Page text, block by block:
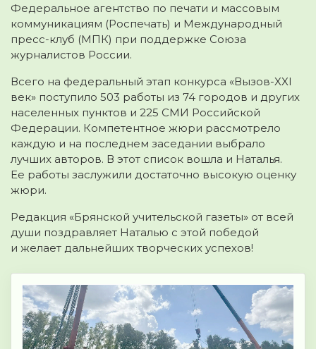
Федеральное агентство по печати и массовым
коммуникациям (Роспечать) и Международный
пресс-клуб (МПК) при поддержке Союза
журналистов России.
Всего на федеральный этап конкурса «Вызов-XXI
век» поступило 503 работы из 74 городов и других
населенных пунктов и 225 СМИ Российской
Федерации. Компетентное жюри рассмотрело
каждую и на последнем заседании выбрало
лучших авторов. В этот список вошла и Наталья.
Ее работы заслужили достаточно высокую оценку
жюри.
Редакция «Брянской учительской газеты» от всей
души поздравляет Наталью с этой победой
и желает дальнейших творческих успехов!